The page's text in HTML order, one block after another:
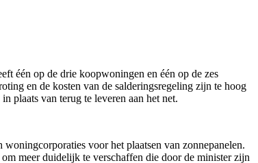
één op de drie koopwoningen en één op de zes
en de kosten van de salderingsregeling zijn te hoog
plaats van terug te leveren aan het net.
voor het plaatsen van zonnepanelen.
meer duidelijk te verschaffen die door de minister zijn